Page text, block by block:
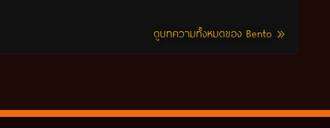
ดูบทความทั้งหมดของ Bento